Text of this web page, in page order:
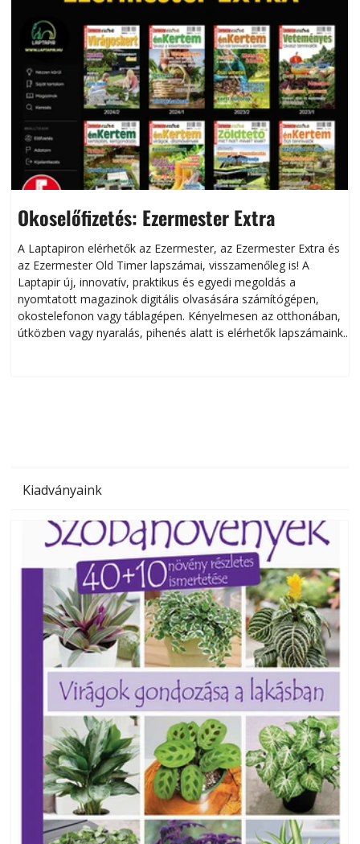
Okoselőfizetés: Ezermester Extra
A Laptapiron elérhetők az Ezermester, az Ezermester Extra és
az Ezermester Old Timer lapszámai, visszamenőleg is! A
Laptapir új, innovatív, praktikus és egyedi megoldás a
nyomtatott magazinok digitális olvasására számítógépen,
okostelefonon vagy táblagépen. Kényelmesen az otthonában,
útközben vagy nyaralás, pihenés alatt is elérhetők lapszámaink.
Kiadványaink